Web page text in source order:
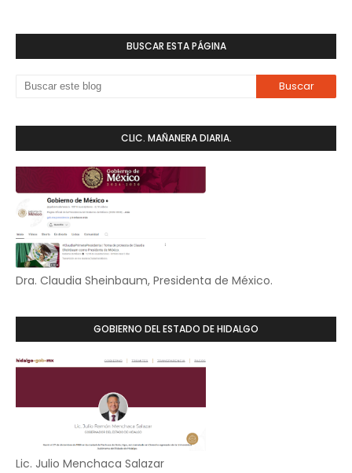
BUSCAR ESTA PÁGINA
CLIC. MAÑANERA DIARIA.
Dra. Claudia Sheinbaum, Presidenta de México.
GOBIERNO DEL ESTADO DE HIDALGO
Lic. Julio Menchaca Salazar